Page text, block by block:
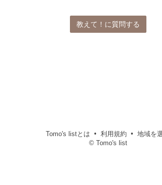
教えて！に質問する
Tomo's listとは 利用規約
地域を
© Tomo's list